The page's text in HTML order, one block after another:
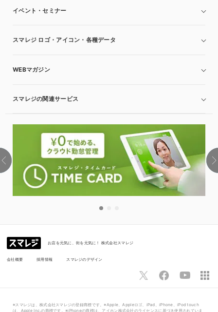
イベント・セミナー
スマレジ ロゴ・アイコン・各種データ
WEBマガジン
スマレジの関連サービス
お店を元気に、街を元気に！ 株式会社スマレジ
会社概要 採用情報 スマレジのデザイン
※スマレジは、株式会社スマレジの登録商標です。※Apple、Appleロゴ、iPad、iPhone、iPod touch
は、Apple Inc.の商標です。※iPhoneの商標は、アイホン株式会社のライセンスに基づき使用されていま